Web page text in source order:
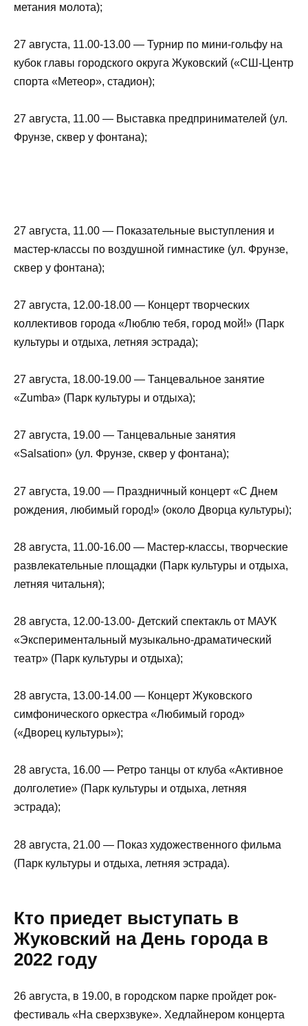
метания молота);
27 августа, 11.00-13.00 — Турнир по мини-гольфу на
кубок главы городского округа Жуковский («СШ-Центр
спорта «Метеор», стадион);
27 августа, 11.00 — Выставка предпринимателей (ул.
Фрунзе, сквер у фонтана);
27 августа, 11.00 — Показательные выступления и
мастер-классы по воздушной гимнастике (ул. Фрунзе,
сквер у фонтана);
27 августа, 12.00-18.00 — Концерт творческих
коллективов города «Люблю тебя, город мой!» (Парк
культуры и отдыха, летняя эстрада);
27 августа, 18.00-19.00 — Танцевальное занятие
«Zumba» (Парк культуры и отдыха);
27 августа, 19.00 — Танцевальные занятия
«Salsation» (ул. Фрунзе, сквер у фонтана);
27 августа, 19.00 — Праздничный концерт «С Днем
рождения, любимый город!» (около Дворца культуры);
28 августа, 11.00-16.00 — Мастер-классы, творческие
развлекательные площадки (Парк культуры и отдыха,
летняя читальня);
28 августа, 12.00-13.00- Детский спектакль от МАУК
«Экспериментальный музыкально-драматический
театр» (Парк культуры и отдыха);
28 августа, 13.00-14.00 — Концерт Жуковского
симфонического оркестра «Любимый город»
(«Дворец культуры»);
28 августа, 16.00 — Ретро танцы от клуба «Активное
долголетие» (Парк культуры и отдыха, летняя
эстрада);
28 августа, 21.00 — Показ художественного фильма
(Парк культуры и отдыха, летняя эстрада).
Кто приедет выступать в
Жуковский на День города в
2022 году
26 августа, в 19.00, в городском парке пройдет рок-
фестиваль «На сверхзвуке». Хедлайнером концерта